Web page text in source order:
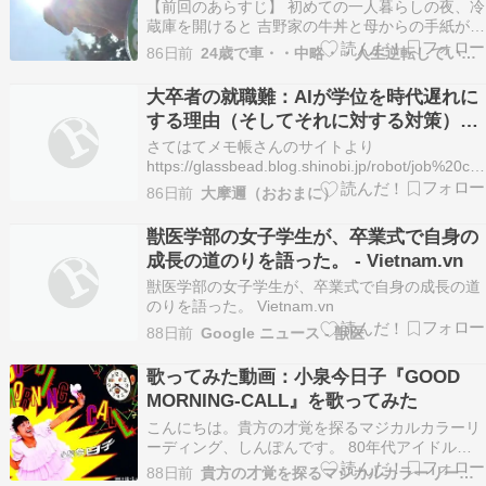
【前回のあらすじ】 初めての一人暮らしの夜、冷
蔵庫を開けると 吉野家の牛丼と母からの手紙が入
っていました。 卒業式では数千人の会場の中で母
と目が合い、 「親孝行できる人間になる」と強く
決意しました。 しかし入社して1ヶ月も経たない
うちに、 支社の僕以外の同期が全員辞めてしまい
ま…
86日前 24歳で車・・中略・・人生逆転していく男の話。
大卒者の就職難：AIが学位を時代遅れに
する理由（そしてそれに対する対策）
Mike Adams
さてはてメモ帳さんのサイトより
https://glassbead.blog.shinobi.jp/robot/
＜転載開始＞The College Graduate Job Crisis:
Why AI Is Making Your Degree Obsol…
86日前 大摩邇（おおまに）
獣医学部の女子学生が、卒業式で自身の
成長の道のりを語った。 - Vietnam.vn
獣医学部の女子学生が、卒業式で自身の成長の道
のりを語った。 Vietnam.vn
88日前 Google ニュース - 獣医
歌ってみた動画：小泉今日子『GOOD
MORNING-CALL』を歌ってみた
こんにちは。貴方の才覚を探るマジカルカラーリ
ーディング、しんぽんです。 80年代アイドルが
大好きで、インスタグラムを中心にカラオケやア
88日前 貴方の才覚を探るマジカルカラーリーディング